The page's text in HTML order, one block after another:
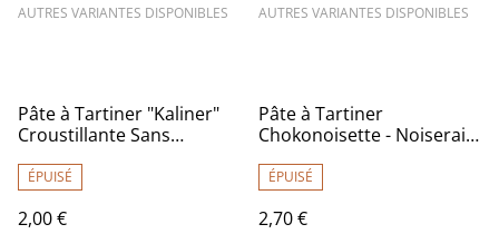
AUTRES VARIANTES DISPONIBLES AUTRES VARIANTES DISPONIBLES
Pâte à Tartiner "Kaliner"
Croustillante Sans
20€/kg
ÉPUISÉ
2,00 €
Pâte à Tartiner
Chokonoisette - Noiseraie
ÉPUISÉ
2,70 €